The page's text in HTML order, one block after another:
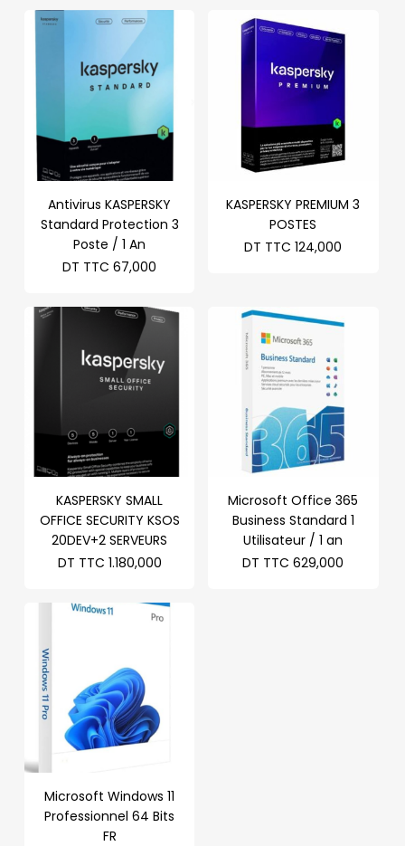
Antivirus KASPERSKY
Standard Protection 3
Poste / 1 An
DT TTC 67,000
KASPERSKY PREMIUM 3
POSTES
DT TTC 124,000
KASPERSKY SMALL
OFFICE SECURITY KSOS
20DEV+2 SERVEURS
DT TTC 1.180,000
Microsoft Office 365
Business Standard 1
Utilisateur / 1 an
DT TTC 629,000
Microsoft Windows 11
Professionnel 64 Bits
FR